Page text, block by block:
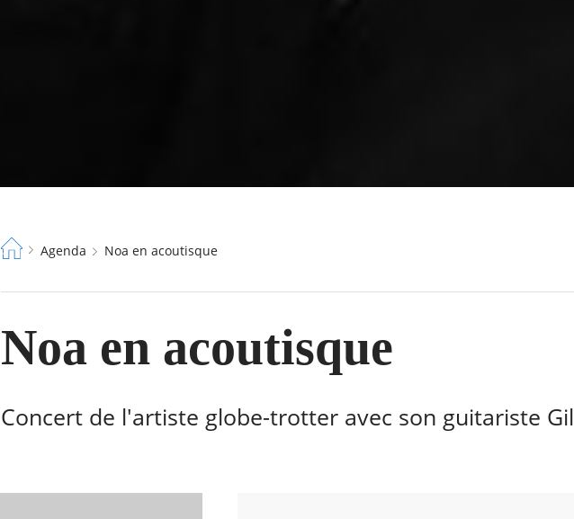
Fil
Agenda Noa en acoutisque
Noa en acoutisque
Concert de l'artiste globe-trotter avec son guitariste